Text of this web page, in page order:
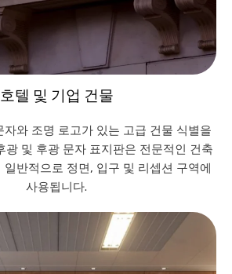
호텔 및 기업 건물
자와 조명 로고가 있는 고급 건물 식별을
광 및 후광 문자 표지판은 전문적인 건축
일반적으로 정면, 입구 및 리셉션 구역에
사용됩니다.